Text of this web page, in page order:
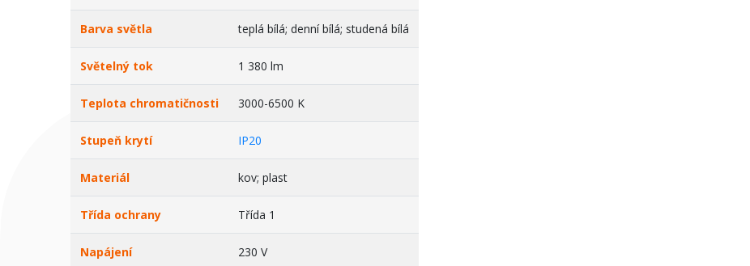
Barva světla teplá bílá; denní bílá; studená bílá
Světelný tok 1 380 lm
Teplota chromatičnosti 3000-6500 K
Stupeň krytí IP20
Materiál kov; plast
Třída ochrany Třída 1
Napájení 230 V